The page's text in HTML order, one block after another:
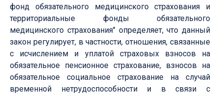
фонд обязательного медицинского страхования и
территориальные фонды обязательного
медицинского страхования" определяет, что данный
закон регулирует, в частности, отношения, связанные
с исчислением и уплатой страховых взносов на
обязательное пенсионное страхование, взносов на
обязательное социальное страхование на случай
временной нетрудоспособности и в связи с